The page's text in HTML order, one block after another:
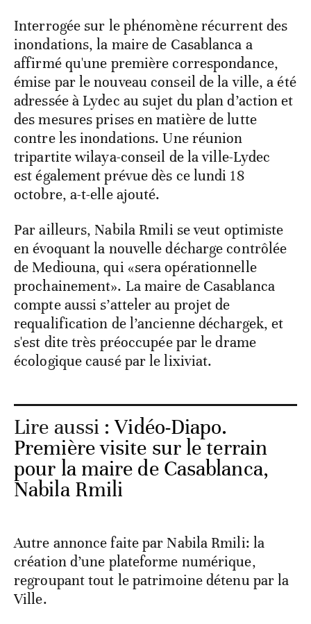
Interrogée sur le phénomène récurrent des
inondations, la maire de Casablanca a
affirmé qu'une première correspondance,
émise par le nouveau conseil de la ville, a été
adressée à Lydec au sujet du plan d’action et
des mesures prises en matière de lutte
contre les inondations. Une réunion
tripartite wilaya-conseil de la ville-Lydec
est également prévue dès ce lundi 18
octobre, a-t-elle ajouté.
Par ailleurs, Nabila Rmili se veut optimiste
en évoquant la nouvelle décharge contrôlée
de Mediouna, qui «sera opérationnelle
prochainement». La maire de Casablanca
compte aussi s’atteler au projet de
requalification de l’ancienne déchargek, et
s'est dite très préoccupée par le drame
écologique causé par le lixiviat.
Lire aussi :Vidéo-Diapo.
Première visite sur le terrain
pour la maire de Casablanca,
Nabila Rmili
Autre annonce faite par Nabila Rmili: la
création d’une plateforme numérique,
regroupant tout le patrimoine détenu par la
Ville.